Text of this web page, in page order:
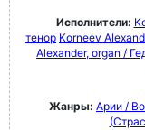
Исполнители:
тенор Korneev
Alexander, organ /
Жанры: Арии /